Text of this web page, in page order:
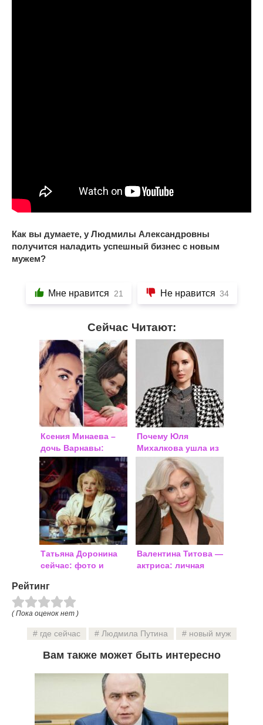
Как вы думаете, у Людмилы Александровны
получится наладить успешный бизнес с новым
мужем?
Мне нравится 21 Не нравится 34
Сейчас Читают:
Ксения Минаева –
дочь Варнавы:
правда или нет,
совместное фото
Почему Юля
Михалкова ушла из
«Уральских
пельменей» и где
она сейчас
Татьяна Доронина
сейчас: фото и
правительства РФ
по МХАТу
Валентина Титова —
актриса: личная
Рейтинг
( Пока оценок нет )
где сейчас Людмила Путина новый муж
Вам также может быть интересно